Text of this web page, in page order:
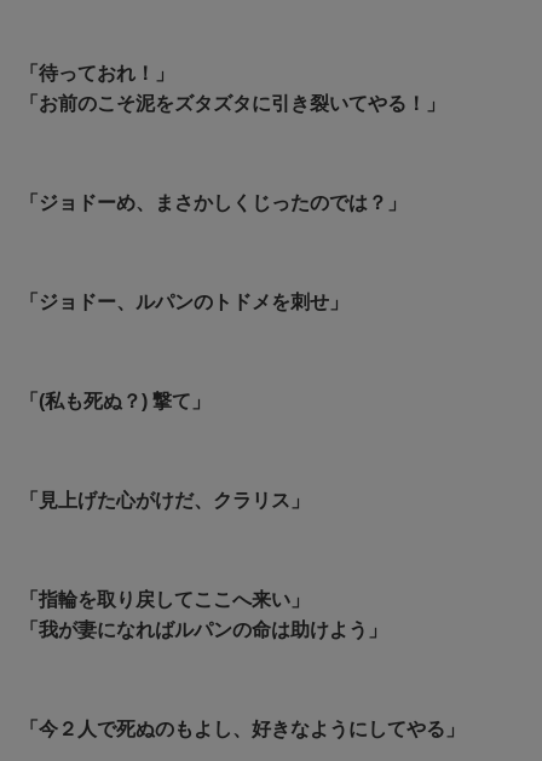
「待っておれ！」
「お前のこそ泥をズタズタに引き裂いてやる！」
「ジョドーめ、まさかしくじったのでは？」
「ジョドー、ルパンのトドメを刺せ」
「(私も死ぬ？) 撃て」
「見上げた心がけだ、クラリス」
「指輪を取り戻してここへ来い」
「我が妻になればルパンの命は助けよう」
「今２人で死ぬのもよし、好きなようにしてやる」